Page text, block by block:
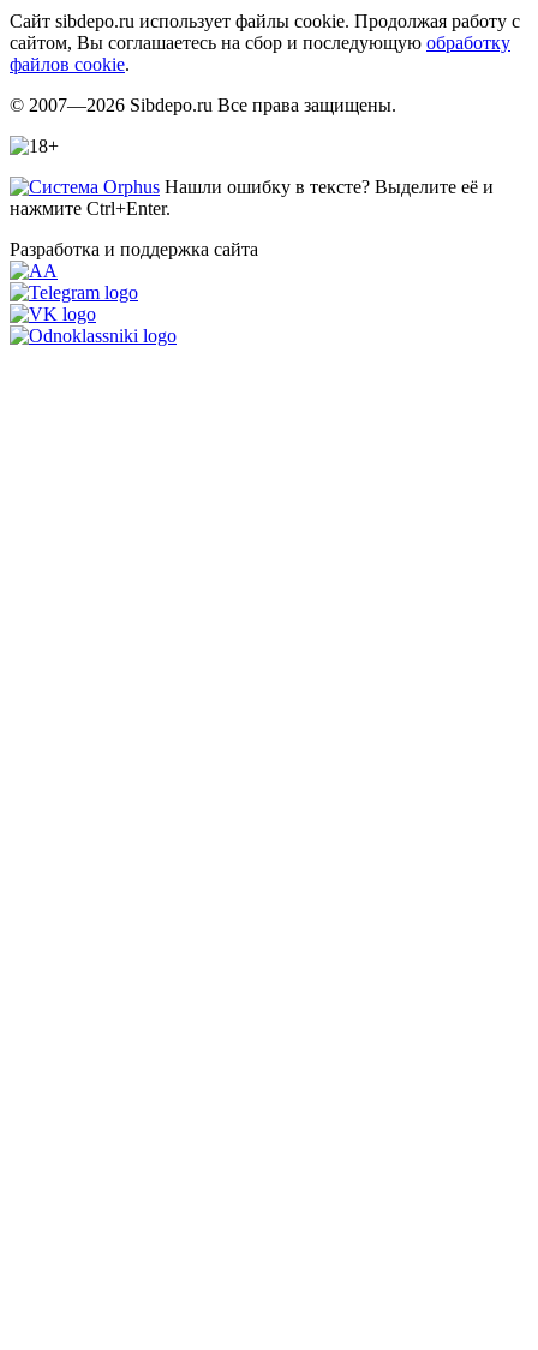
Сайт sibdepo.ru использует файлы cookie. Продолжая работу с
сайтом, Вы соглашаетесь на сбор и последующую обработку
файлов cookie.
© 2007—2026 Sibdepo.ru Все права защищены.
Нашли ошибку в тексте? Выделите её и
нажмите Ctrl+Enter.
Разработка и поддержка сайта